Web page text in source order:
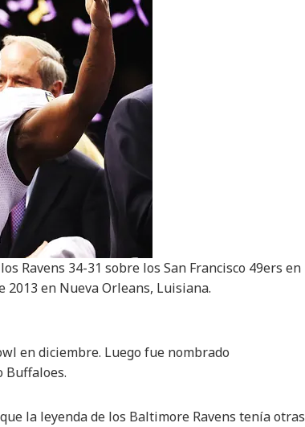
Ravens 34-31 sobre los San Francisco 49ers en
2013 en Nueva Orleans, Luisiana.
en diciembre. Luego fue nombrado
Buffaloes.
la leyenda de los Baltimore Ravens tenía otras